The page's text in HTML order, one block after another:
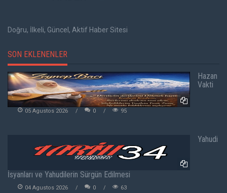
Doğru, İlkeli, Güncel, Aktif Haber Sitesi
SON EKLENENLER
Hazan
Vakti
05 Agustos 2026 0 95
Yahudi
İsyanları ve Yahudilerin Sürgün Edilmesi
04 Agustos 2026 0 63